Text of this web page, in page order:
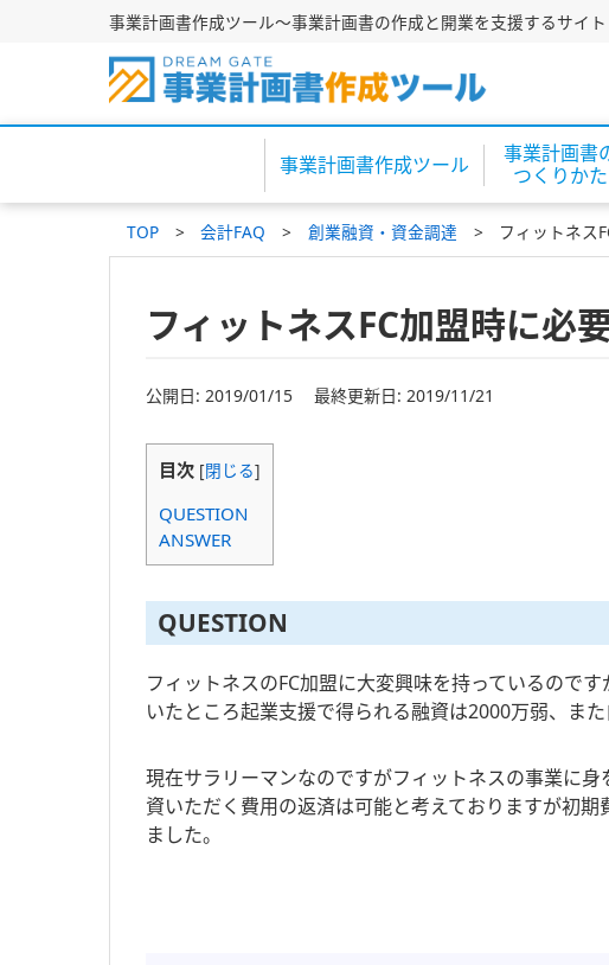
事業計画書作成ツール～事業計画書の作成と開業を支援するサイト
事業計画書作成ツール
事業計画書
つくりかた
TOP 会計FAQ 創業融資・資金調達 フィットネス
フィットネスFC加盟時に必
公開日: 2019/01/15 最終更新日: 2019/11/21
目次 [閉じる]
QUESTION
ANSWER
QUESTION
フィットネスのFC加盟に大変興味を持っているので
いたところ起業支援で得られる融資は2000万弱、ま
現在サラリーマンなのですがフィットネスの事業に
資いただく費用の返済は可能と考えておりますが初
ました。